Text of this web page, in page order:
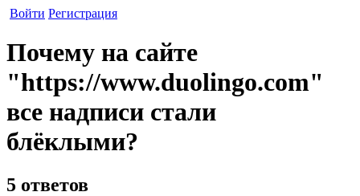
Войти Регистрация
Почему на сайте
"https://www.duolingo.com"
все надписи стали
блёклыми?
5 ответов